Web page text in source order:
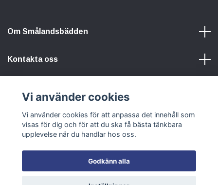
Om Smålandsbädden
Kontakta oss
Sociala medier
© 2026 Smålandsbädden
Vi använder cookies
Vi använder cookies för att anpassa det innehåll som
visas för dig och för att du ska få bästa tänkbara
upplevelse när du handlar hos oss.
Godkänn alla